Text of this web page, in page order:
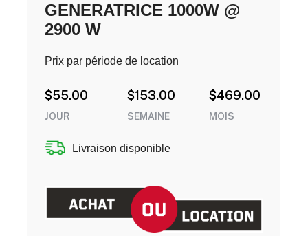
GENERATRICE 1000W @
2900 W
Prix par période de location
$55.00
JOUR
$153.00
SEMAINE
$469.00
MOIS
Livraison disponible